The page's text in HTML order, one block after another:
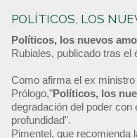
POLÍTICOS, LOS
Políticos, los nuevos
Rubiales, publicado tras el
Como afirma el ex
Prólogo,"Políticos, los
degradación del poder
profundidad".
Pimentel, que recomienda